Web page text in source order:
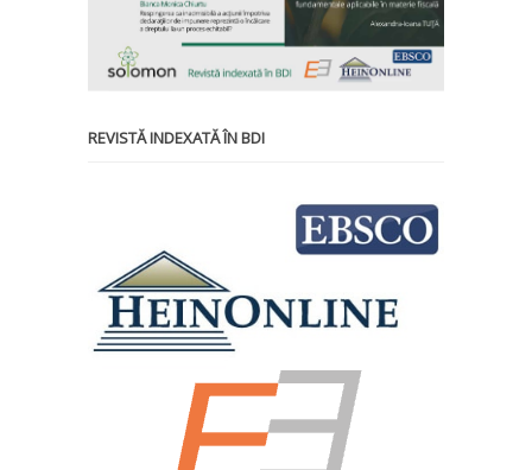
REVISTĂ INDEXATĂ ÎN BDI